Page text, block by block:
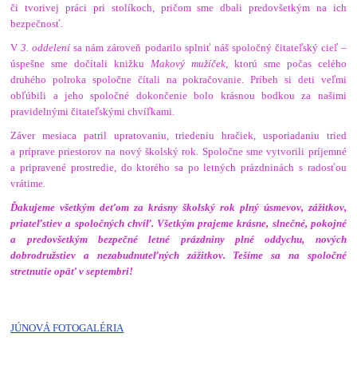
či tvorivej práci pri stolíkoch, pričom sme dbali predovšetkým na ich
bezpečnosť.
V3. oddelenísa nám zároveň podarilo splniť náš spoločný čitateľský cieľ –
úspešne sme dočítali knižku Makový mužíček, ktorú sme počas celého
druhého polroka spoločne čítali na pokračovanie. Príbeh si deti veľmi
obľúbili a jeho spoločné dokončenie bolo krásnou bodkou za našimi
pravidelnými čitateľskými chvíľkami.
Záver mesiaca patril upratovaniu, triedeniu hračiek, usporiadaniu tried
a príprave priestorov na nový školský rok. Spoločne sme vytvorili príjemné
a pripravené prostredie, do ktorého sa po letných prázdninách s radosťou
vrátime.
Ďakujeme všetkým deťom za krásny školský rok plný úsmevov, zážitkov,
priateľstiev a spoločných chvíľ. Všetkým prajeme krásne, slnečné, pokojné
a predovšetkým bezpečné letné prázdniny plné oddychu, nových
dobrodružstiev a nezabudnuteľných zážitkov. Tešíme sa na spoločné
stretnutie opäť v septembri!
JÚNOVÁ FOTOGALÉRIA